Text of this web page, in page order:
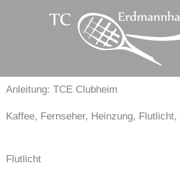
Anleitung: TCE Clubheim
Kaffee, Fernseher, Heinzung,
Flutlicht